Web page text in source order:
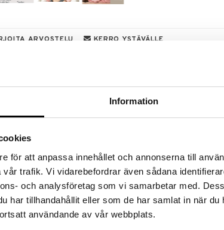
Information
för att anpassa innehållet och annonserna till
trafik. Vi vidarebefordrar även sådana
och analysföretag som vi samarbetar med.
har tillhandahållit eller som de har samlat in när
användande av vår webbplats.
ARVOSTELU KERRO YSTÄVÄLLE
löydöt kotiin!
tehdä löytöjä suuresta ALEstamme. Juuri
suuren valikoiman jännittäviä tuotteita
voivat päästä loppumaan!
ale-löydöt »